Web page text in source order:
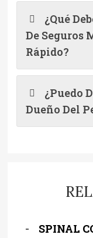
¿Qué
De Seguros
Rápido?
¿Puedo
Dueño Del
SPINAL